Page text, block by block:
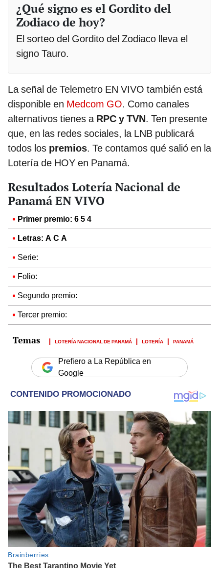
¿Qué signo es el Gordito del
Zodiaco de hoy?
El sorteo del Gordito del Zodiaco lleva el
signo Tauro.
La señal de Telemetro EN VIVO también está
disponible en Medcom GO. Como canales
alternativos tienes a RPC y TVN. Ten presente
que, en las redes sociales, la LNB publicará
todos los premios. Te contamos qué salió en la
Lotería de HOY en Panamá.
Resultados Lotería Nacional de
Panamá EN VIVO
Primer premio: 6 5 4
Letras: A C A
Serie:
Folio:
Segundo premio:
Tercer premio:
LOTERÍA NACIONAL DE PANAMÁ LOTERÍA PANAMÁ
Prefiero a La República en
Google